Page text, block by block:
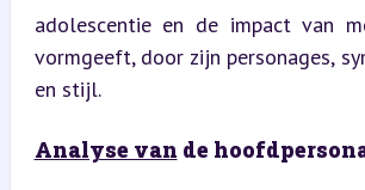
adolescentie en de impact van
vormgeeft, door zijn personages,
en stijl.
Analyse van de